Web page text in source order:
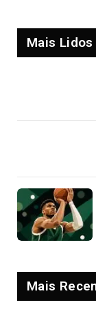
Mais
Mais